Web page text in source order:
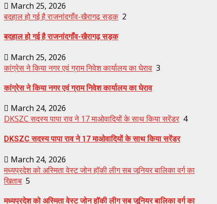
March 25, 2026
बदहाल हो गई है राजनांदगाँव-खैरागढ़ सड़क 2
बदहाल हो गई है राजनांदगाँव-खैरागढ़ सड़क
March 25, 2026
कांग्रेस ने किया नगर एवं ग्राम निवेश कार्यालय का घेराव 3
कांग्रेस ने किया नगर एवं ग्राम निवेश कार्यालय का घेराव
March 24, 2026
DKSZC सदस्य पापा राव ने 17 माओवादियों के साथ किया सरेंडर 4
DKSZC सदस्य पापा राव ने 17 माओवादियों के साथ किया सरेंडर
March 24, 2026
मध्यप्रदेश को अस्मिता वेस्ट जोन हॉकी लीग सब जूनियर बालिका वर्ग का
खिताब 5
मध्यप्रदेश को अस्मिता वेस्ट जोन हॉकी लीग सब जूनियर बालिका वर्ग का